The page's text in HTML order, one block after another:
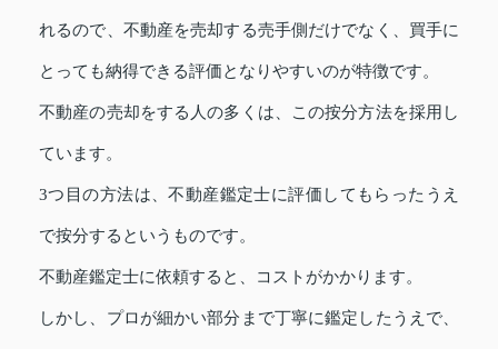
れるので、不動産を売却する売手側だけでなく、買手に
とっても納得できる評価となりやすいのが特徴です。
不動産の売却をする人の多くは、この按分方法を採用し
ています。
3つ目の方法は、不動産鑑定士に評価してもらったうえ
で按分するというものです。
不動産鑑定士に依頼すると、コストがかかります。
しかし、プロが細かい部分まで丁寧に鑑定したうえで、